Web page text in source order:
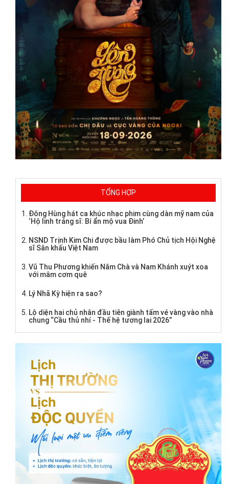
TỔNG HỢP
Đông Hùng hát ca khúc nhạc phim cùng dàn mỹ nam của
‘Hộ linh tráng sĩ: Bí ẩn mộ vua Đinh’
NSND Trịnh Kim Chi được bầu làm Phó Chủ tịch Hội Nghệ
sĩ Sân khấu Việt Nam
Vũ Thu Phương khiến Năm Chà và Nam Khánh xuýt xoa
với mâm cơm quê
Lý Nhã Kỳ hiện ra sao?
Lộ diện hai chủ nhân đầu tiên giành tấm vé vàng vào nhà
chung “Cầu thủ nhí - Thế hệ tương lai 2026”